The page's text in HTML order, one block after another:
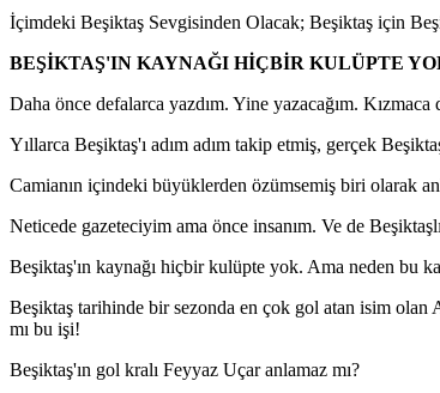
İçimdeki Beşiktaş Sevgisinden Olacak; Beşiktaş için
BEŞİKTAŞ'IN KAYNAĞI HİÇBİR KULÜPTE
Daha önce defalarca yazdım. Yine yazacağım. Kızmaca
Yıllarca Beşiktaş'ı adım adım takip etmiş, gerçek
Camianın içindeki büyüklerden özümsemiş biri olarak
Neticede gazeteciyim ama önce insanım. Ve de
Beşiktaş'ın kaynağı hiçbir kulüpte yok. Ama neden bu
Beşiktaş tarihinde bir sezonda en çok gol atan isim olan
mı bu işi!
Beşiktaş'ın gol kralı Feyyaz Uçar anlamaz mı?